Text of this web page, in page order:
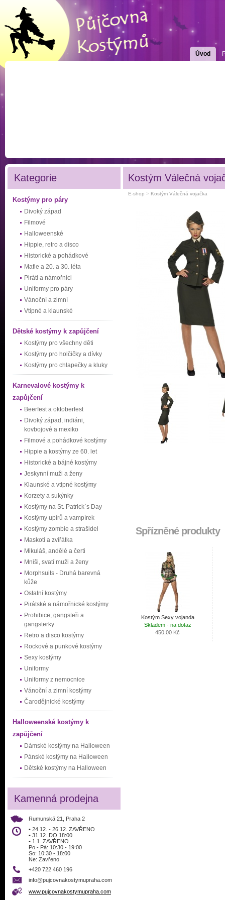
Úvod
Kategorie
Kostýmy pro páry
Divoký západ
Filmové
Halloweenské
Hippie, retro a disco
Historické a pohádkové
Mafie a 20. a 30. léta
Piráti a námořníci
Uniformy pro páry
Vánoční a zimní
Vtipné a klaunské
Dětské kostýmy k zapůjčení
Kostýmy pro všechny děti
Kostýmy pro holčičky a dívky
Kostýmy pro chlapečky a kluky
Karnevalové kostýmy k
zapůjčení
Beerfest a oktoberfest
Divoký západ, indiáni,
kovbojové a mexiko
Filmové a pohádkové kostýmy
Hippie a kostýmy ze 60. let
Historické a bájné kostýmy
Jeskynní muži a ženy
Klaunské a vtipné kostýmy
Korzety a sukýnky
Kostýmy na St. Patrick`s Day
Kostýmy upírů a vampírek
Kostýmy zombie a strašidel
Maskoti a zvířátka
Mikuláš, andělé a čerti
Mniši, svatí muži a ženy
Morphsuits - Druhá barevná
kůže
Ostatní kostýmy
Pirátské a námořnické kostýmy
Prohibice, gangsteři a
gangsterky
Retro a disco kostýmy
Rockové a punkové kostýmy
Sexy kostýmy
Uniformy
Uniformy z nemocnice
Vánoční a zimní kostýmy
Čarodějnické kostýmy
Halloweenské kostýmy k
zapůjčení
Dámské kostýmy na Halloween
Pánské kostýmy na Halloween
Dětské kostýmy na Halloween
Kamenná prodejna
Rumunská 21, Praha 2
• 24.12. - 26.12. ZAVŘENO
• 31.12. DO 18:00
• 1.1. ZAVŘENO
Po - Pá: 10:30 - 19:00
So: 10:30 - 18:00
Ne: Zavřeno
+420 722 460 196
info@pujcovnakostymupraha.com
www.pujcovnakostymupraha.com
Kostým Válečná
E-shop > Kostým Válečná vojačka
Spřízněné produkty
Kostým Sexy vojanda
Skladem - na dotaz
450,00 Kč